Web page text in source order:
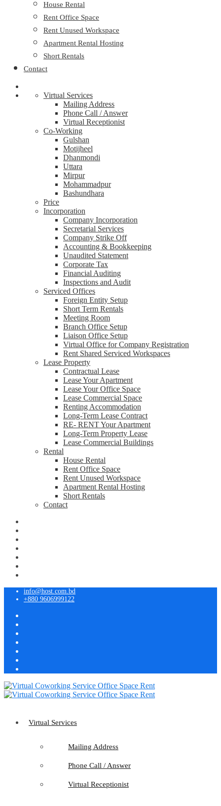
House Rental
Rent Office Space
Rent Unused Workspace
Apartment Rental Hosting
Short Rentals
Contact
Virtual Services
Mailing Address
Phone Call / Answer
Virtual Receptionist
Co-Working
Gulshan
Motijheel
Dhanmondi
Uttara
Mirpur
Mohammadpur
Bashundhara
Price
Incorporation
Company Incorporation
Secretarial Services
Company Strike Off
Accounting & Bookkeeping
Unaudited Statement
Corporate Tax
Financial Auditing
Inspections and Audit
Serviced Offices
Foreign Entity Setup
Short Term Rentals
Meeting Room
Branch Office Setup
Liaison Office Setup
Virtual Office for Company Registration
Rent Shared Serviced Workspaces
Lease Property
Contractual Lease
Lease Your Apartment
Lease Your Office Space
Lease Commercial Space
Renting Accommodation
Long-Term Lease Contract
RE- RENT Your Apartment
Long-Term Property Lease
Lease Commercial Buildings
Rental
House Rental
Rent Office Space
Rent Unused Workspace
Apartment Rental Hosting
Short Rentals
Contact
info@host.com.bd
+880 9606999122
Virtual Services
Mailing Address
Phone Call / Answer
Virtual Receptionist